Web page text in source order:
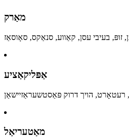
מאַרק
זופּ, בעיבי עסן, קאַווע, סנאַקס, סאָוסאַז
אַפּליקאַציע
מאַטעריאַל